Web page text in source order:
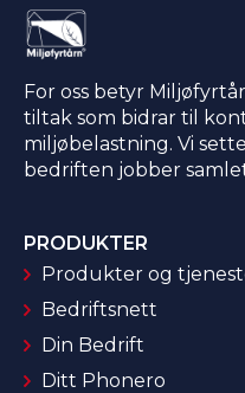
For oss betyr
tiltak som bidrar til
miljøbelastning. Vi
bedriften jobber
PRODUKTER
Produkter og
Bedriftsnett
Din Bedrift
Ditt Phonero